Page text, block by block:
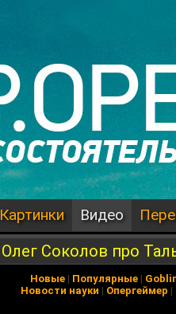
Картинки Видео
Олег Соколов про
Новые | Популярные |
Новости науки | Опергеймер |